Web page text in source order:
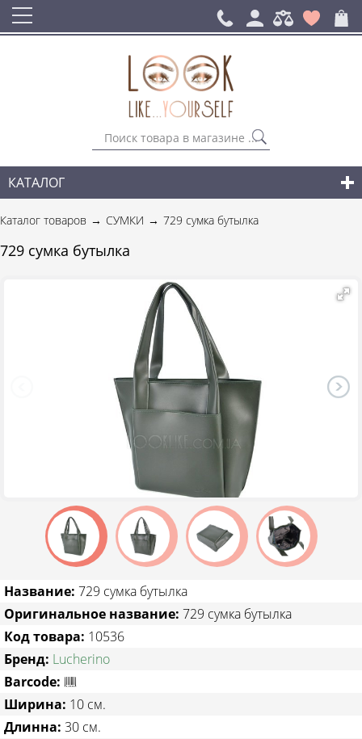
КАТАЛОГ
СУМКИ
ГОРОДСКИЕ РЮКЗАКИ
НОВИНКИ СУМОК И АКСЕССУАРОВ
ТОВАРЫ СО СКИДКОЙ
Каталог товаров СУМКИ 729 сумка бутылка
729 сумка бутылка
Название: 729 сумка бутылка
Оригинальное название: 729 сумка бутылка
Код товара: 10536
Бренд: Lucherino
Barcode:
Ширина: 10 см.
Длинна: 30 см.